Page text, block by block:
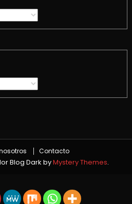
Contacto
Blog Dark byMystery Themes.